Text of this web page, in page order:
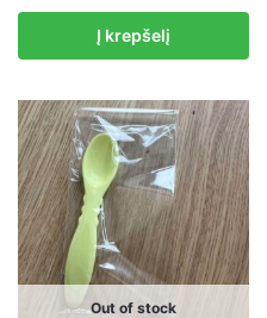
Į krepšelį
Out of stock